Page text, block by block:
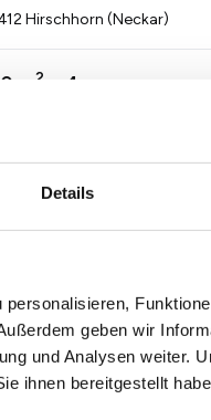
Details
geben wir
und Analysen weiter.
ihnen bereitgestellt
Hirschhorn (Neckar)
m 2 4
Hirschhorn (Neckar)